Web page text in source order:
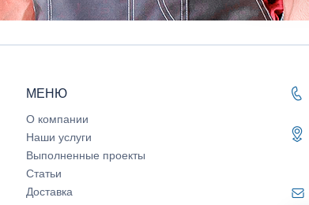
МЕНЮ
О компании
Наши услуги
Выполненные проекты
Статьи
Доставка